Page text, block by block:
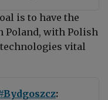
is to have the
Poland, with Polish
vital
: